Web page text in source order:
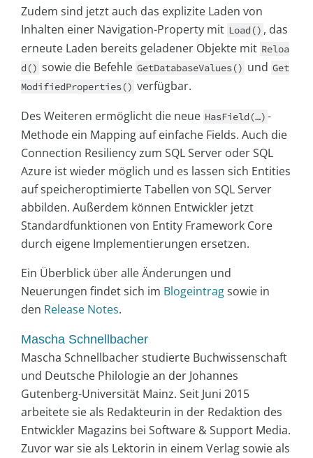
Zudem sind jetzt auch das explizite Laden von
Inhalten einer Navigation-Property mit Load() , das
erneute Laden bereits geladener Objekte mit Reloa
d() sowie die Befehle GetDatabaseValues() und Get
ModifiedProperties() verfügbar.
Des Weiteren ermöglicht die neue HasField(…) -
Methode ein Mapping auf einfache Fields. Auch die
Connection Resiliency zum SQL Server oder SQL
Azure ist wieder möglich und es lassen sich Entities
auf speicheroptimierte Tabellen von SQL Server
abbilden. Außerdem können Entwickler jetzt
Standardfunktionen von Entity Framework Core
durch eigene Implementierungen ersetzen.
Ein Überblick über alle Änderungen und
Neuerungen findet sich im Blogeintragsowie in
den Release Notes.
Mascha Schnellbacher
Mascha Schnellbacher studierte Buchwissenschaft
und Deutsche Philologie an der Johannes
Gutenberg-Universität Mainz. Seit Juni 2015
arbeitete sie als Redakteurin in der Redaktion des
Entwickler Magazins bei Software & Support Media.
Zuvor war sie als Lektorin in einem Verlag sowie als